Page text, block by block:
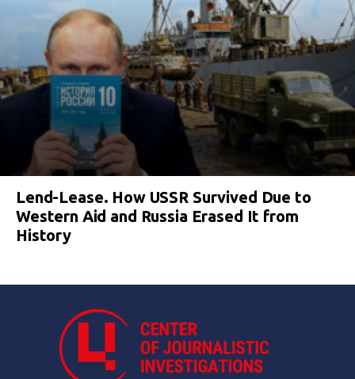
Lend-Lease. How USSR Survived Due to
Western Aid and Russia Erased It from
History